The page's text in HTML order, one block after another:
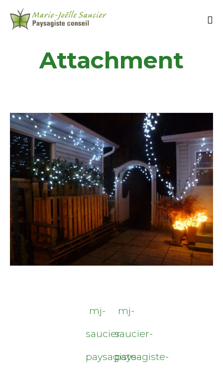
Attachment
mj-
saucier-
paysagiste-
mj-
saucier-
paysagiste-